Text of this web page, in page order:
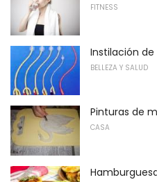
FITNESS
Instilación de
BELLEZA Y SALUD
Pinturas de
CASA